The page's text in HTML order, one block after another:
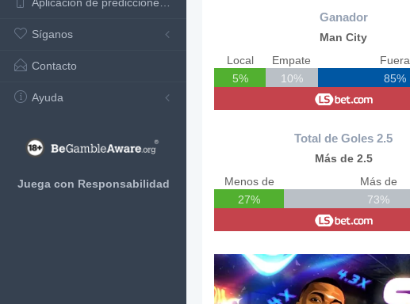
Síganos
Contacto
Ayuda
Juega con Responsabilidad
Ganador
Man City
Local
5%
Empate
10%
Fuera
85%
Total de Goles 2.5
Más de 2.5
Menos de
27%
Más de
73%